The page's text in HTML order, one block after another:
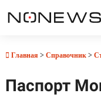
Главная > Справочник>
Паспорт